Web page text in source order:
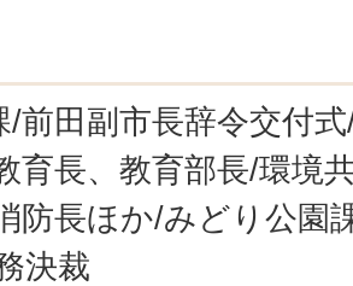
/前田副市長辞令交付
育長、教育部長/環境
防長ほか/みどり公園
決裁